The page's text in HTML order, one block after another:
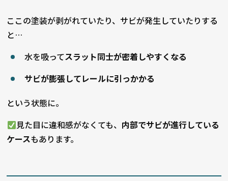
ここの塗装が剥がれていたり、サビが発生していたりする
と…
水を吸ってスラット同士が密着しやすくなる
サビが膨張してレールに引っかかる
という状態に。
見た目に違和感がなくても、 内部でサビが進行している
ケースもあります。